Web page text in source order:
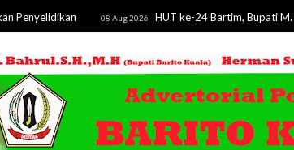
08 Aug 2026 HUT ke-24 Bartim, Bupati M. Yamin